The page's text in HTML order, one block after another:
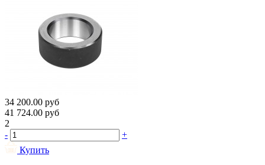
34 200.00 руб
41 724.00 руб
2
-
+
Купить